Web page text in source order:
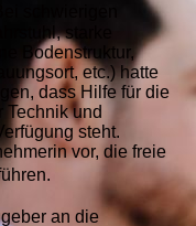
schwierigen
starke
Bodenstruktur,
etc.) hatte
dass Hilfe für die
Technik und
steht.
vor, die freie
an die